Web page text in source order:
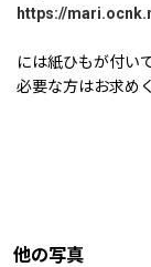
https://
には紙ひもが付い
必要な方はお求め
他の写真